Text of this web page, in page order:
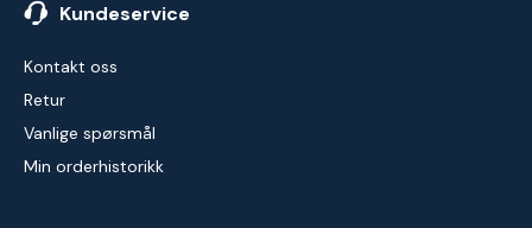
Kundeservice
Kontakt oss
Retur
Vanlige spørsmål
Min orderhistorikk